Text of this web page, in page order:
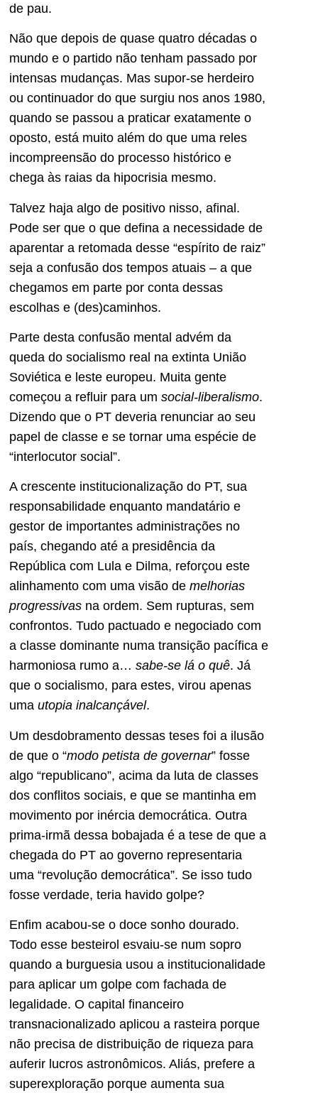
de pau.
Não que depois de quase quatro décadas o
mundo e o partido não tenham passado por
intensas mudanças. Mas supor-se herdeiro
ou continuador do que surgiu nos anos 1980,
quando se passou a praticar exatamente o
oposto, está muito além do que uma reles
incompreensão do processo histórico e
chega às raias da hipocrisia mesmo.
Talvez haja algo de positivo nisso, afinal.
Pode ser que o que defina a necessidade de
aparentar a retomada desse “espírito de raiz”
seja a confusão dos tempos atuais – a que
chegamos em parte por conta dessas
escolhas e (des)caminhos.
Parte desta confusão mental advém da
queda do socialismo real na extinta União
Soviética e leste europeu. Muita gente
começou a refluir para um social-liberalismo.
Dizendo que o PT deveria renunciar ao seu
papel de classe e se tornar uma espécie de
“interlocutor social”.
A crescente institucionalização do PT, sua
responsabilidade enquanto mandatário e
gestor de importantes administrações no
país, chegando até a presidência da
República com Lula e Dilma, reforçou este
alinhamento com uma visão de melhorias
progressivas na ordem. Sem rupturas, sem
confrontos. Tudo pactuado e negociado com
a classe dominante numa transição pacífica e
harmoniosa rumo a… sabe-se lá o quê. Já
que o socialismo, para estes, virou apenas
uma utopia inalcançável.
Um desdobramento dessas teses foi a ilusão
de que o “modo petista de governar” fosse
algo “republicano”, acima da luta de classes
dos conflitos sociais, e que se mantinha em
movimento por inércia democrática. Outra
prima-irmã dessa bobajada é a tese de que a
chegada do PT ao governo representaria
uma “revolução democrática”. Se isso tudo
fosse verdade, teria havido golpe?
Enfim acabou-se o doce sonho dourado.
Todo esse besteirol esvaiu-se num sopro
quando a burguesia usou a institucionalidade
para aplicar um golpe com fachada de
legalidade. O capital financeiro
transnacionalizado aplicou a rasteira porque
não precisa de distribuição de riqueza para
auferir lucros astronômicos. Aliás, prefere a
superexploração porque aumenta sua